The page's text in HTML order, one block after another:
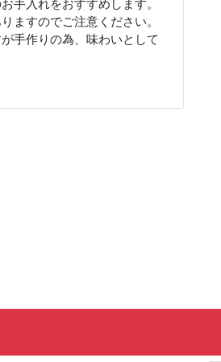
手入れをおすすめします。
ますのでご注意ください。
手作りの為、味わいとして